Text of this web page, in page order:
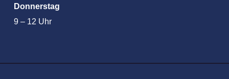
Donnerstag
9 – 12 Uhr